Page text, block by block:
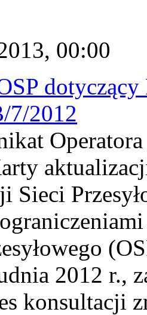
00:00
7/2012
Operatora
Sieci
2012 r.,
konsultacji